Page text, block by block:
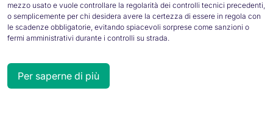
mezzo usato e vuole controllare la regolarità dei controlli tecnici precedenti,
o semplicemente per chi desidera avere la certezza di essere in regola con
le scadenze obbligatorie, evitando spiacevoli sorprese come sanzioni o
fermi amministrativi durante i controlli su strada.
Per saperne di più